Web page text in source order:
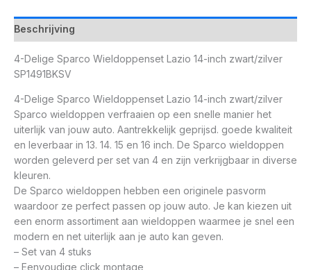
Beschrijving
4-Delige Sparco Wieldoppenset Lazio 14-inch zwart/zilver
SP1491BKSV
4-Delige Sparco Wieldoppenset Lazio 14-inch zwart/zilver
Sparco wieldoppen verfraaien op een snelle manier het
uiterlijk van jouw auto. Aantrekkelijk geprijsd. goede kwaliteit
en leverbaar in 13. 14. 15 en 16 inch. De Sparco wieldoppen
worden geleverd per set van 4 en zijn verkrijgbaar in diverse
kleuren.
De Sparco wieldoppen hebben een originele pasvorm
waardoor ze perfect passen op jouw auto. Je kan kiezen uit
een enorm assortiment aan wieldoppen waarmee je snel een
modern en net uiterlijk aan je auto kan geven.
– Set van 4 stuks
– Eenvoudige click montage